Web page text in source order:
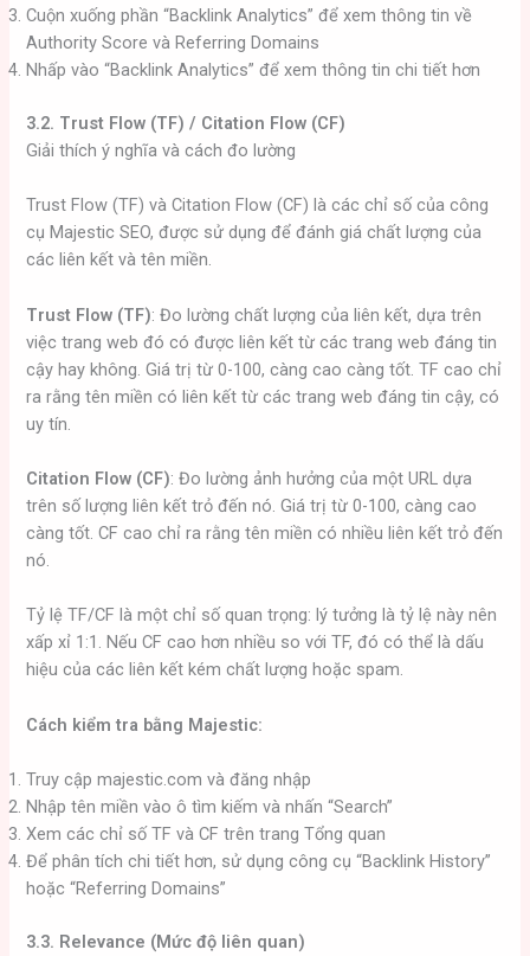
Cuộn xuống phần “Backlink Analytics” để xem thông tin về
Authority Score và Referring Domains
Nhấp vào “Backlink Analytics” để xem thông tin chi tiết hơn
3.2. Trust Flow (TF) / Citation Flow (CF)
Giải thích ý nghĩa và cách đo lường
Trust Flow (TF) và Citation Flow (CF) là các chỉ số của công
cụ Majestic SEO, được sử dụng để đánh giá chất lượng của
các liên kết và tên miền.
Trust Flow (TF): Đo lường chất lượng của liên kết, dựa trên
việc trang web đó có được liên kết từ các trang web đáng tin
cậy hay không. Giá trị từ 0-100, càng cao càng tốt. TF cao chỉ
ra rằng tên miền có liên kết từ các trang web đáng tin cậy, có
uy tín.
Citation Flow (CF): Đo lường ảnh hưởng của một URL dựa
trên số lượng liên kết trỏ đến nó. Giá trị từ 0-100, càng cao
càng tốt. CF cao chỉ ra rằng tên miền có nhiều liên kết trỏ đến
nó.
Tỷ lệ TF/CF là một chỉ số quan trọng: lý tưởng là tỷ lệ này nên
xấp xỉ 1:1. Nếu CF cao hơn nhiều so với TF, đó có thể là dấu
hiệu của các liên kết kém chất lượng hoặc spam.
Cách kiểm tra bằng Majestic:
Truy cập majestic.com và đăng nhập
Nhập tên miền vào ô tìm kiếm và nhấn “Search”
Xem các chỉ số TF và CF trên trang Tổng quan
Để phân tích chi tiết hơn, sử dụng công cụ “Backlink History”
hoặc “Referring Domains”
3.3. Relevance (Mức độ liên quan)